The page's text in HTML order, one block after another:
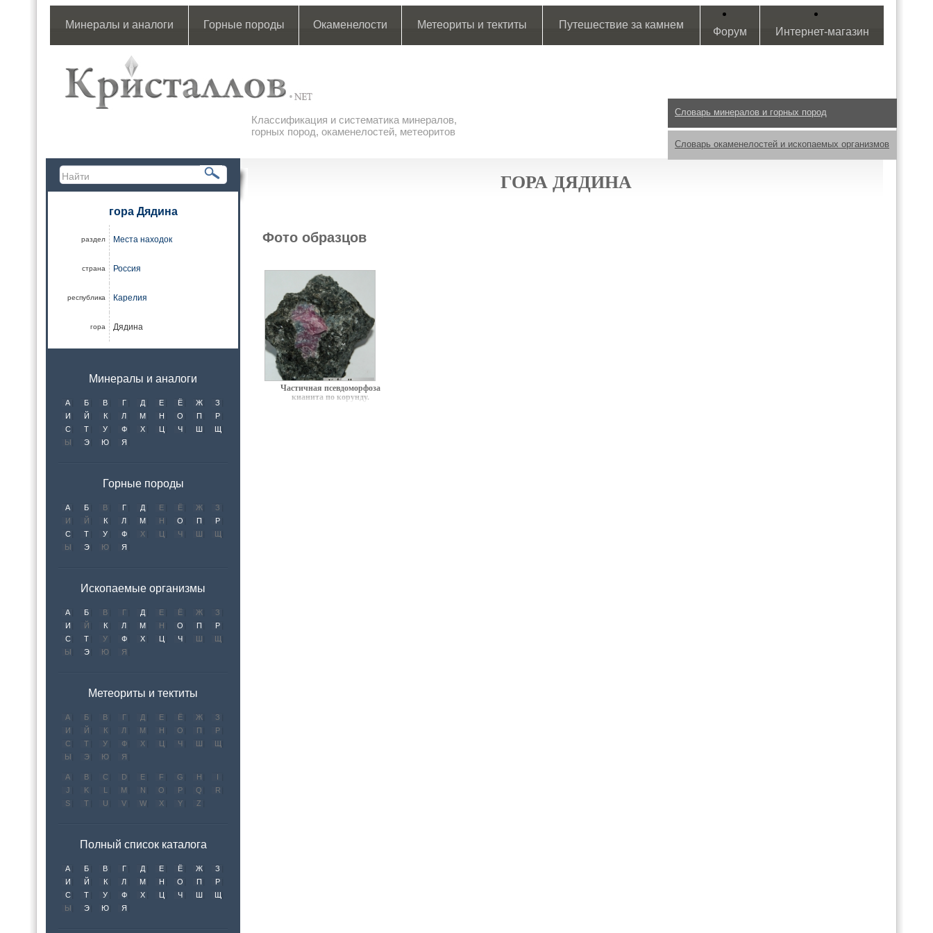
Минералы и аналоги Горные породы Окаменелости Метеориты и тектиты Путешествие за камнем
Форум Интернет-магазин
Классификация и систематика минералов,
горных пород, окаменелостей, метеоритов
Словарь минералов и горных пород
Словарь окаменелостей и ископаемых организмов
гора Дядина
раздел Места находок
страна Россия
республика Карелия
гора Дядина
Минералы и аналоги
А Б В Г Д Е Ё Ж
З
И
Й К Л М Н О П
Р
С
Т У Ф Х Ц Ч Ш
Щ
Ы
Э Ю Я
Горные породы
А Б В Г Д Е Ё Ж
З
И
Й К Л М Н О П
Р
С
Т У Ф Х Ц Ч Ш
Щ
Ы
Э Ю Я
Ископаемые организмы
А Б В Г Д Е Ё Ж
З
И
Й К Л М Н О П
Р
С
Т У Ф Х Ц Ч Ш
Щ
Ы
Э Ю Я
Метеориты и тектиты
А Б В Г Д Е Ё Ж
З
И
Й К Л М Н О П
Р
С
Т У Ф Х Ц Ч Ш
Щ
Ы
Э Ю Я
A B C D E F G H
I
J
K L M N O P Q
R
S
T U V W X Y Z
Полный список каталога
А Б В Г Д Е Ё Ж
З
И
Й К Л М Н О П
Р
С
Т У Ф Х Ц Ч Ш
Щ
Ы
Э Ю Я
ГОРА ДЯДИНА
Фото образцов
Частичная псевдоморфоза
кианита по корунду.